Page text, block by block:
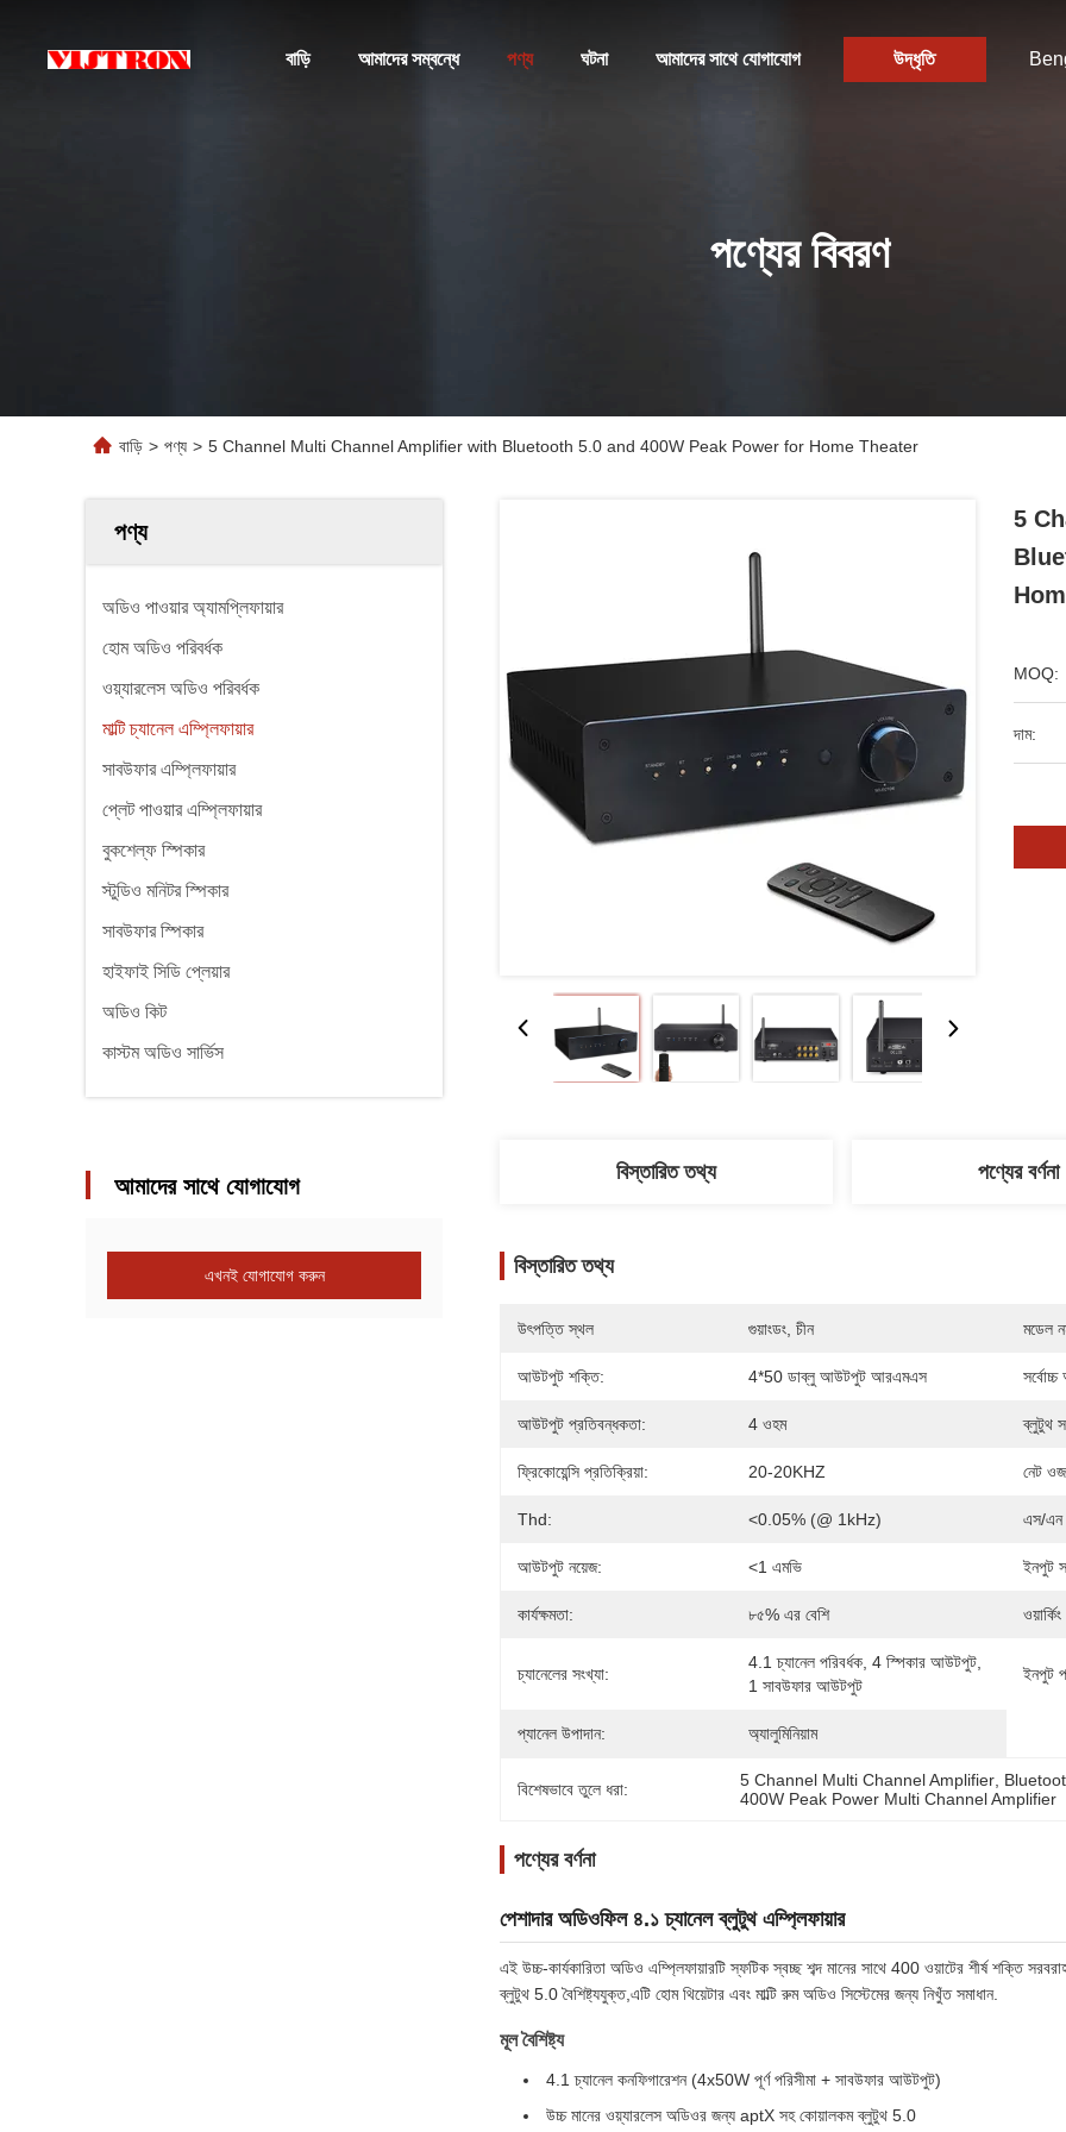
বাড়ি আমাদের সম্বন্ধে পণ্য ঘটনা আমাদের সাথে যোগাযোগ উদ্ধৃতি
পণ্যের বিবরণ
বাড়ি > পণ্য > 5 Channel Multi Channel Amplifier with Bluetooth 5.0 and 400W Peak Power for Home Theater
পণ্য
অডিও পাওয়ার অ্যামপ্লিফায়ার
হোম অডিও পরিবর্ধক
ওয়্যারলেস অডিও পরিবর্ধক
মাল্টি চ্যানেল এম্প্লিফায়ার
সাবউফার এম্প্লিফায়ার
প্লেট পাওয়ার এম্প্লিফায়ার
বুকশেল্ফ স্পিকার
স্টুডিও মনিটর স্পিকার
সাবউফার স্পিকার
হাইফাই সিডি প্লেয়ার
অডিও কিট
কাস্টম অডিও সার্ভিস
আমাদের সাথে যোগাযোগ
এখনই যোগাযোগ করুন
5
MOQ:
দাম:
বিস্তারিত তথ্য পণ্যের বর্ণনা
বিস্তারিত তথ্য
উৎপত্তি স্থল গুয়াংডং, চীন মডেল
আউটপুট শক্তি: 4*50 ডাব্লু আউটপুট আরএমএস
আউটপুট প্রতিবন্ধকতা: 4 ওহম ব্লুটুথ
ফ্রিকোয়েন্সি প্রতিক্রিয়া: 20-20KHZ নেট
Thd: <0.05% (@ 1kHz) এস/এন
আউটপুট নয়েজ: <1 এমভি ইনপুট
কার্যক্ষমতা: ৮৫% এর বেশি
চ্যানেলের সংখ্যা:
4.1 চ্যানেল পরিবর্ধক, 4 স্পিকার আউটপুট,
1 সাবউফার আউটপুট
ইনপুট
প্যানেল উপাদান: অ্যালুমিনিয়াম
বিশেষভাবে তুলে ধরা: 5 Channel Multi Channel Amplifier
400W Peak Power Multi Channel Amplifier
পণ্যের বর্ণনা
পেশাদার অডিওফিল ৪.১ চ্যানেল ব্লুটুথ এম্প্লিফায়ার
এই উচ্চ-কার্যকারিতা অডিও এম্প্লিফায়ারটি স্ফটিক স্বচ্ছ শব্দ মানের সাথে 400 ওয়াটের শীর্ষ
ব্লুটুথ 5.0 বৈশিষ্ট্যযুক্ত,এটি হোম থিয়েটার এবং মাল্টি রুম অডিও সিস্টেমের জন্য নিখুঁত সমাধান.
মূল বৈশিষ্ট্য
4.1 চ্যানেল কনফিগারেশন (4x50W পূর্ণ পরিসীমা + সাবউফার আউটপুট)
উচ্চ মানের ওয়্যারলেস অডিওর জন্য aptX সহ কোয়ালকম ব্লুটুথ 5.0